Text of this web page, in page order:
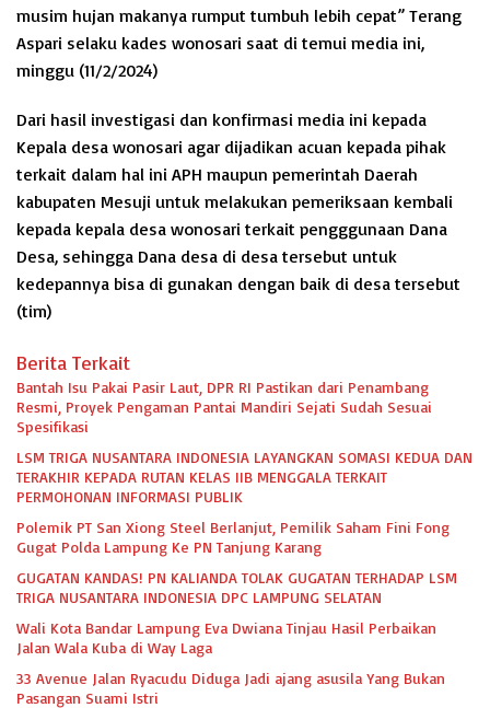
musim hujan makanya rumput tumbuh lebih cepat” Terang
Aspari selaku kades wonosari saat di temui media ini,
minggu (11/2/2024)
Dari hasil investigasi dan konfirmasi media ini kepada
Kepala desa wonosari agar dijadikan acuan kepada pihak
terkait dalam hal ini APH maupun pemerintah Daerah
kabupaten Mesuji untuk melakukan pemeriksaan kembali
kepada kepala desa wonosari terkait pengggunaan Dana
Desa, sehingga Dana desa di desa tersebut untuk
kedepannya bisa di gunakan dengan baik di desa tersebut
(tim)
Berita Terkait
Bantah Isu Pakai Pasir Laut, DPR RI Pastikan dari Penambang
Resmi, Proyek Pengaman Pantai Mandiri Sejati Sudah Sesuai
Spesifikasi
LSM TRIGA NUSANTARA INDONESIA LAYANGKAN SOMASI KEDUA DAN
TERAKHIR KEPADA RUTAN KELAS IIB MENGGALA TERKAIT
PERMOHONAN INFORMASI PUBLIK
Polemik PT San Xiong Steel Berlanjut, Pemilik Saham Fini Fong
Gugat Polda Lampung Ke PN Tanjung Karang
GUGATAN KANDAS! PN KALIANDA TOLAK GUGATAN TERHADAP LSM
TRIGA NUSANTARA INDONESIA DPC LAMPUNG SELATAN
Wali Kota Bandar Lampung Eva Dwiana Tinjau Hasil Perbaikan
Jalan Wala Kuba di Way Laga
33 Avenue Jalan Ryacudu Diduga Jadi ajang asusila Yang Bukan
Pasangan Suami Istri